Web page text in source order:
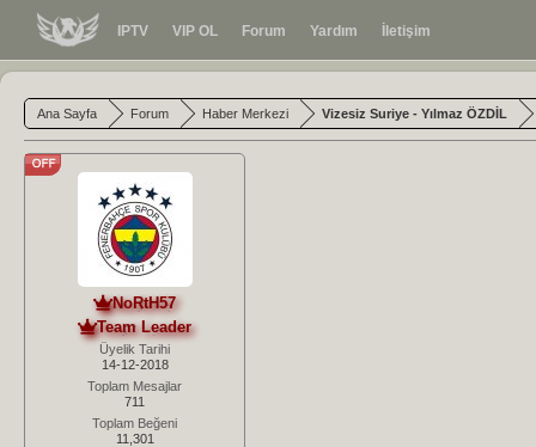
IPTV VIP OL Forum Yardım İletişim
Ana Sayfa Forum Haber Merkezi Vizesiz Suriye - Yılmaz ÖZDİL
NoRtH57
Team Leader
Üyelik Tarihi
14-12-2018
Toplam Mesajlar
711
Toplam Beğeni
11,301